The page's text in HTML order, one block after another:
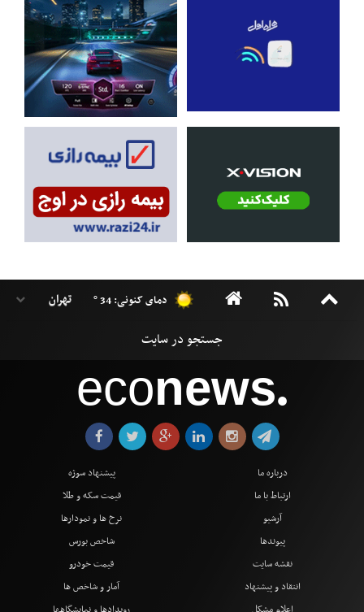
دمای کنونی: 34 °
econews●
درباره ما
ارتباط با ما
آرشیو
پیوندها
نقشه سایت
انتقاد و پیشنهاد
پیشنهاد سوژه
قیمت سکه و طلا
نرخ ها و نمودارها
شاخص بورس
قیمت خودرو
آمار و شاخص ها